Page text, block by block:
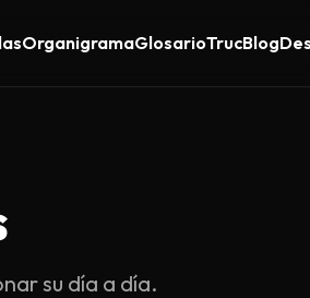
OrganigramaGlosarioTrucBlog
su día a día.